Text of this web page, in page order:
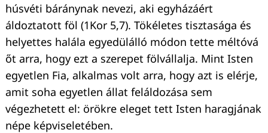
húsvéti báránynak nevezi, aki egyházáért
áldoztatott föl (1Kor 5,7). Tökéletes tisztasága és
helyettes halála egyedülálló módon tette méltóvá
őt arra, hogy ezt a szerepet fölvállalja. Mint Isten
egyetlen Fia, alkalmas volt arra, hogy azt is elérje,
amit soha egyetlen állat feláldozása sem
végezhetett el: örökre eleget tett Isten haragjának
népe képviseletében.